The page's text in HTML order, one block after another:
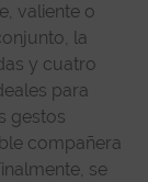
valiente o
la
y cuatro
para
gestos
compañera
se